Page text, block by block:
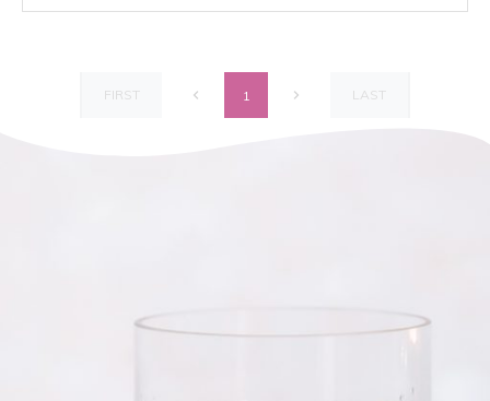
FIRST 1 LAST